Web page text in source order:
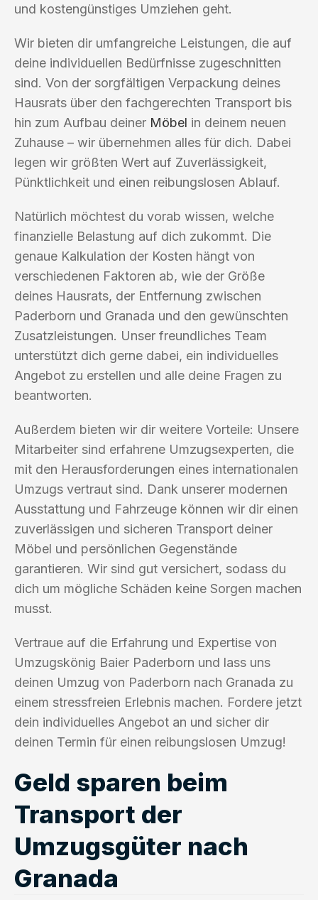
und kostengünstiges Umziehen geht.
Wir bieten dir umfangreiche Leistungen, die auf
deine individuellen Bedürfnisse zugeschnitten
sind. Von der sorgfältigen Verpackung deines
Hausrats über den fachgerechten Transport bis
hin zum Aufbau deiner Möbel in deinem neuen
Zuhause – wir übernehmen alles für dich. Dabei
legen wir größten Wert auf Zuverlässigkeit,
Pünktlichkeit und einen reibungslosen Ablauf.
Natürlich möchtest du vorab wissen, welche
finanzielle Belastung auf dich zukommt. Die
genaue Kalkulation der Kosten hängt von
verschiedenen Faktoren ab, wie der Größe
deines Hausrats, der Entfernung zwischen
Paderborn und Granada und den gewünschten
Zusatzleistungen. Unser freundliches Team
unterstützt dich gerne dabei, ein individuelles
Angebot zu erstellen und alle deine Fragen zu
beantworten.
Außerdem bieten wir dir weitere Vorteile: Unsere
Mitarbeiter sind erfahrene Umzugsexperten, die
mit den Herausforderungen eines internationalen
Umzugs vertraut sind. Dank unserer modernen
Ausstattung und Fahrzeuge können wir dir einen
zuverlässigen und sicheren Transport deiner
Möbel und persönlichen Gegenstände
garantieren. Wir sind gut versichert, sodass du
dich um mögliche Schäden keine Sorgen machen
musst.
Vertraue auf die Erfahrung und Expertise von
Umzugskönig Baier Paderborn und lass uns
deinen Umzug von Paderborn nach Granada zu
einem stressfreien Erlebnis machen. Fordere jetzt
dein individuelles Angebot an und sicher dir
deinen Termin für einen reibungslosen Umzug!
Geld sparen beim
Transport der
Umzugsgüter nach
Granada